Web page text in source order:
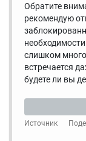
Обратите
рекомендую
слишком много
встречается
будете ли вы
Источник